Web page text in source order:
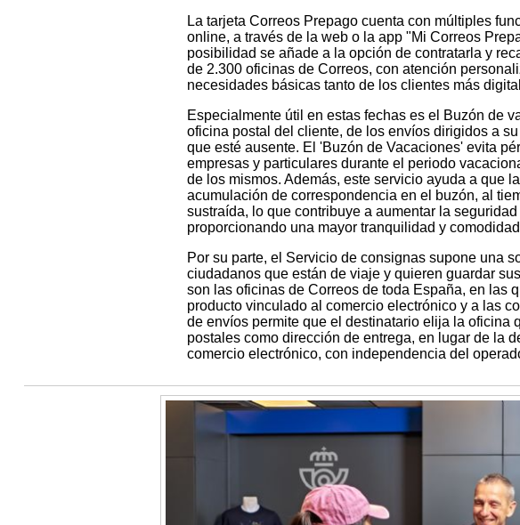
La tarjeta Correos Prepago cuenta con múltiples
online, a través de la web o la app "Mi Correos
posibilidad se añade a la opción de contratarla y
de 2.300 oficinas de Correos, con atención
necesidades básicas tanto de los clientes más
Especialmente útil en estas fechas es el Buzón de
oficina postal del cliente, de los envíos dirigidos a
que esté ausente. El 'Buzón de Vacaciones' evita
empresas y particulares durante el periodo
de los mismos. Además, este servicio ayuda a que
acumulación de correspondencia en el buzón, al
sustraída, lo que contribuye a aumentar la
proporcionando una mayor tranquilidad y
Por su parte, el Servicio de consignas supone una
ciudadanos que están de viaje y quieren guardar
son las oficinas de Correos de toda España, en las
producto vinculado al comercio electrónico y a las
de envíos permite que el destinatario elija la oficina
postales como dirección de entrega, en lugar de la
comercio electrónico, con independencia del